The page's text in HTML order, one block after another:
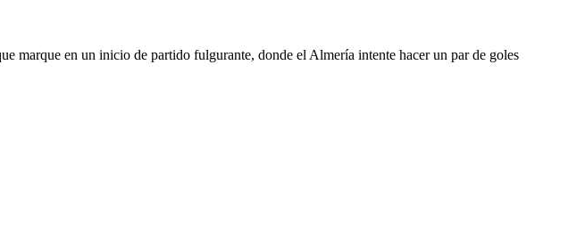
marque en un inicio de partido fulgurante, donde el Almería intente hacer un par de goles